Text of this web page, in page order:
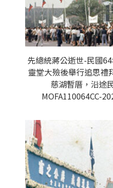
先總統蔣公逝世-民國
靈堂大殮後舉行追思禮
慈湖暫厝，沿途
MOFA110064CC-